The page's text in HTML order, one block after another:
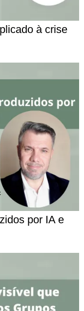
à crise
por IA e